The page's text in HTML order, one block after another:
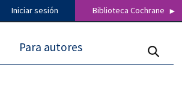
Iniciar sesión Biblioteca Cochrane
Para autores